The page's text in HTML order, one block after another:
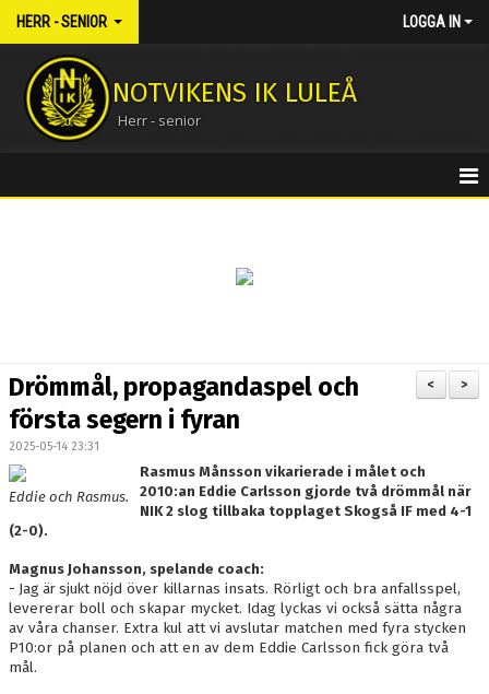
HERR - SENIOR LOGGA IN
NOTVIKENS IK LULEÅ
Herr - senior
TRUPPEN
BILDGALLERI
DOKUMENT
SKYTTELIGOR
MATCHFAKTA
>
<
Drömmål, propagandaspel och
första segern i fyran
2025-05-14 23:31
Eddie och Rasmus.
Rasmus Månsson vikarierade i målet och
2010:an Eddie Carlsson gjorde två drömmål när
NIK 2 slog tillbaka topplaget Skogså IF med 4-1
(2-0).
Magnus Johansson, spelande coach:
- Jag är sjukt nöjd över killarnas insats. Rörligt och bra anfallsspel,
levererar boll och skapar mycket. Idag lyckas vi också sätta några
av våra chanser. Extra kul att vi avslutar matchen med fyra stycken
P10:or på planen och att en av dem Eddie Carlsson fick göra två
mål.